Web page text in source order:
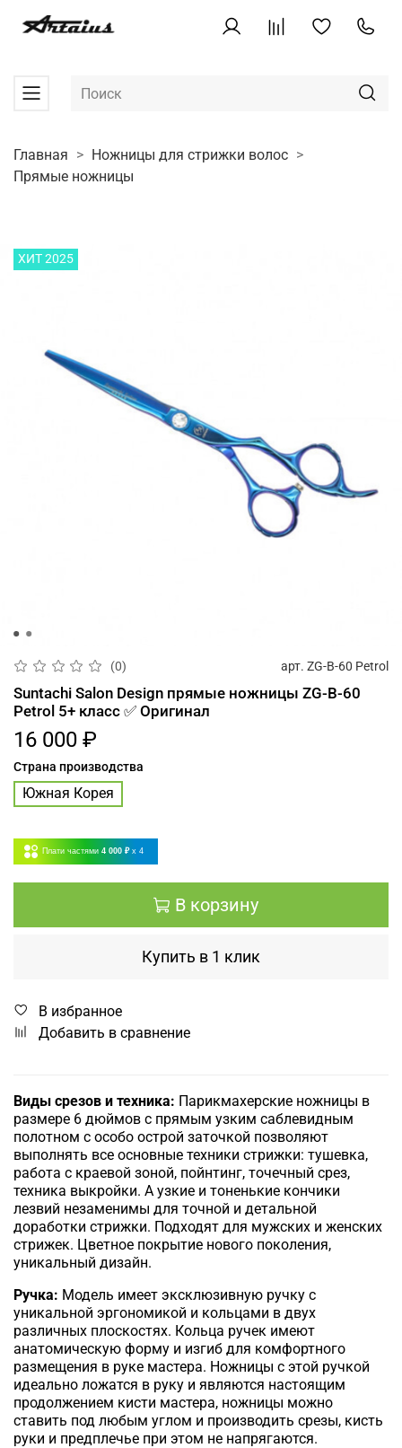
Главная
Ножницы для стрижки волос
Прямые ножницы
ХИТ 2025
(0) арт. ZG-B-60 Petrol
Suntachi Salon Design прямые ножницы ZG-B-60
Petrol 5+ класс ✅ Оригинал
16 000 ₽
Страна производства
Южная Корея
Плати частями 4 000 ₽ x 4
В корзину
Купить в 1 клик
В избранное
Добавить в сравнение
Виды срезов и техника: Парикмахерские ножницы в
размере 6 дюймов с прямым узким саблевидным
полотном с особо острой заточкой позволяют
выполнять все основные техники стрижки: тушевка,
работа с краевой зоной, пойнтинг, точечный срез,
техника выкройки. А узкие и тоненькие кончики
лезвий незаменимы для точной и детальной
доработки стрижки. Подходят для мужских и женских
стрижек. Цветное покрытие нового поколения,
уникальный дизайн.
Ручка: Модель имеет эксклюзивную ручку с
уникальной эргономикой и кольцами в двух
различных плоскостях. Кольца ручек имеют
анатомическую форму и изгиб для комфортного
размещения в руке мастера. Ножницы с этой ручкой
идеально ложатся в руку и являются настоящим
продолжением кисти мастера, ножницы можно
ставить под любым углом и производить срезы, кисть
руки и предплечье при этом не напрягаются.